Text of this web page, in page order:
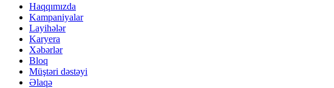
Haqqımızda
Kampaniyalar
Layihələr
Karyera
Xəbərlər
Bloq
Müştəri dəstəyi
Əlaqə